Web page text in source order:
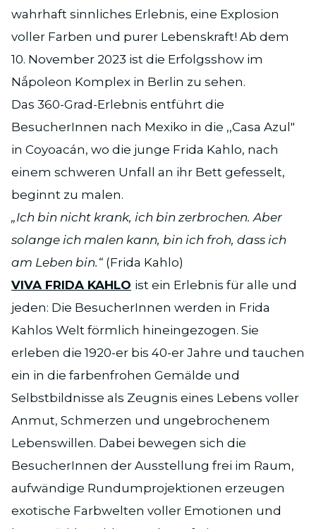
wahrhaft sinnliches Erlebnis, eine Explosion
voller Farben und purer Lebenskraft! Ab dem
10. November 2023 ist die Erfolgsshow im
Nǻpoleon Komplex in Berlin zu sehen.
Das 360-Grad-Erlebnis entführt die
BesucherInnen nach Mexiko in die ,,Casa Azul"
in Coyoacán, wo die junge Frida Kahlo, nach
einem schweren Unfall an ihr Bett gefesselt,
beginnt zu malen.
„Ich bin nicht krank, ich bin zerbrochen. Aber
solange ich malen kann, bin ich froh, dass ich
am Leben bin.“ (Frida Kahlo)
VIVA FRIDA KAHLO ist ein Erlebnis für alle und
jeden: Die BesucherInnen werden in Frida
Kahlos Welt förmlich hineingezogen. Sie
erleben die 1920-er bis 40-er Jahre und tauchen
ein in die farbenfrohen Gemälde und
Selbstbildnisse als Zeugnis eines Lebens voller
Anmut, Schmerzen und ungebrochenem
Lebenswillen. Dabei bewegen sich die
BesucherInnen der Ausstellung frei im Raum,
aufwändige Rundumprojektionen erzeugen
exotische Farbwelten voller Emotionen und